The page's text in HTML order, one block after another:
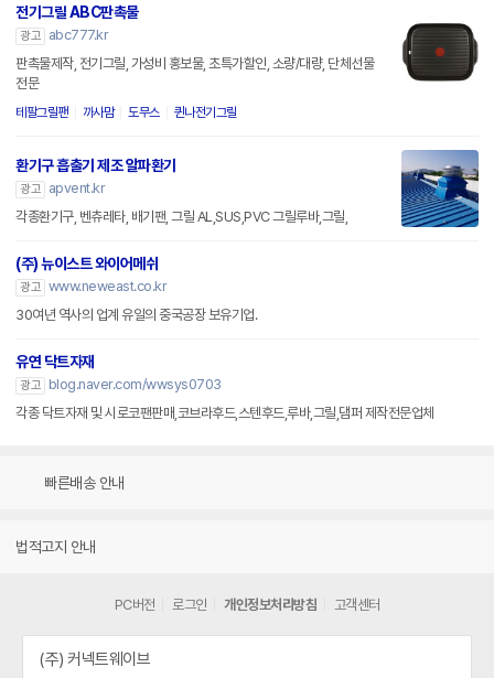
전기그릴 ABC판촉물
광고
abc777.kr
판촉물제작, 전기그릴, 가성비 홍보물, 초특가할인, 소량/대량, 단체선물
전문
테팔그릴팬 까사맘 도무스 퀸나전기그릴
환기구 흡출기 제조 알파환기
광고
apvent.kr
각종환기구, 벤츄레타, 배기팬, 그릴 AL,SUS,PVC 그릴루바,그릴,
(주) 뉴이스트 와이어메쉬
광고 www.neweast.co.kr
30여년 역사의 업계 유일의 중국공장 보유기업.
유연 닥트자재
광고
blog.naver.com/wwsys0703
각종 닥트자재 및 시로코팬판매,코브라후드,스텐후드,루바,그릴,댐퍼 제작전문업체
빠른배송 안내
법적고지 안내
PC버전 로그인 개인정보처리방침 고객센터
(주) 커넥트웨이브